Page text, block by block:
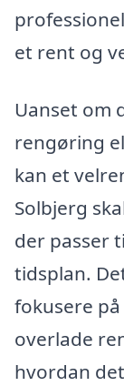
et rent og
Uanset om
rengøring
kan et
Solbjerg
der passer
tidsplan.
fokusere
overlade
hvordan